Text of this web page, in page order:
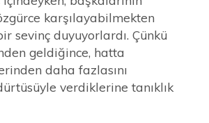
karşılayabilmekten
sevinç duyuyorlardı. Çünkü
geldiğince, hatta
daha fazlasını
verdiklerine tanıklık